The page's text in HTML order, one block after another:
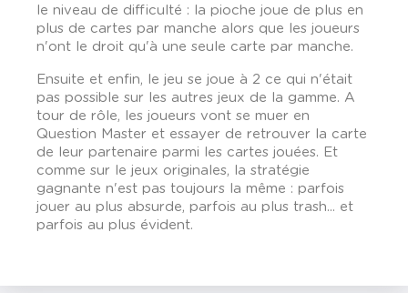
le niveau de difficulté : la pioche joue de plus en
plus de cartes par manche alors que les joueurs
n'ont le droit qu'à une seule carte par manche.
Ensuite et enfin, le jeu se joue à 2 ce qui n'était
pas possible sur les autres jeux de la gamme. A
tour de rôle, les joueurs vont se muer en
Question Master et essayer de retrouver la carte
de leur partenaire parmi les cartes jouées. Et
comme sur le jeux originales, la stratégie
gagnante n'est pas toujours la même : parfois
jouer au plus absurde, parfois au plus trash... et
parfois au plus évident.